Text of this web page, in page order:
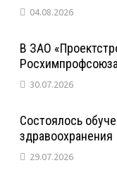
04.08.2026
В ЗАО
Росхимпрофсоюза
30.07.2026
Состоялось
здравоохранения
29.07.2026